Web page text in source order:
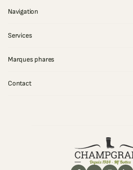
Navigation
Services
Marques phares
Contact